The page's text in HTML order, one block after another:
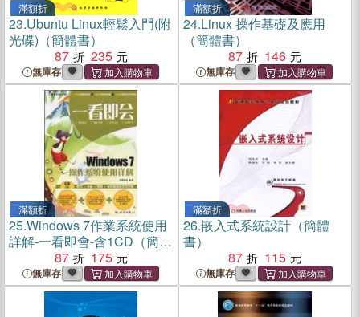
滿額折
23.Ubuntu Linux輕鬆入門(附
光碟)（簡體書）
87
235
無庫存
滿額折
24.Linux 操作基礎及應用
（簡體書）
87
146
無庫存
滿額折
25.Windows 7作業系統使用
詳解-一看即會-含1CD（簡體
87 175
無庫存
滿額折
26.嵌入式系統設計（簡體
書）
87
115
無庫存